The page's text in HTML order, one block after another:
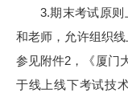
3.期末考试原
和老师，允许组织
参见附件2，《厦门
于线上线下考试技